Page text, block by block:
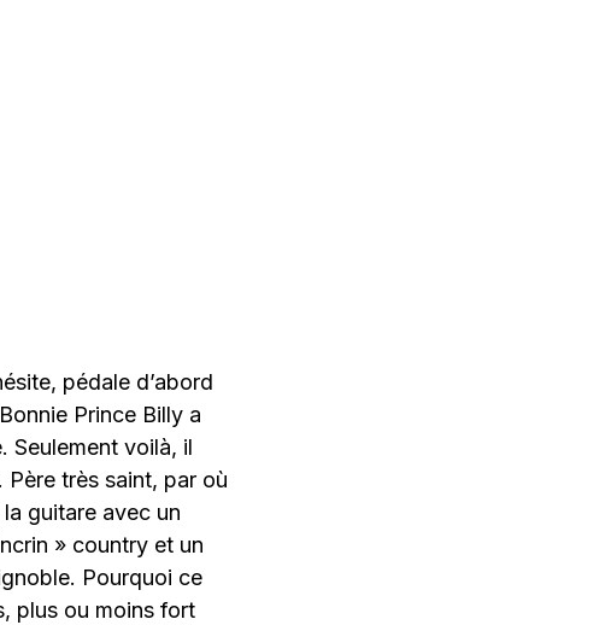
pédale d’abord
Bonnie Prince Billy a
Seulement voilà, il
très saint, par où
guitare avec un
» country et un
Pourquoi ce
plus ou moins fort